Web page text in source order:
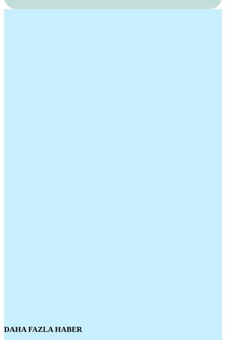
DAHA FAZLA HABER